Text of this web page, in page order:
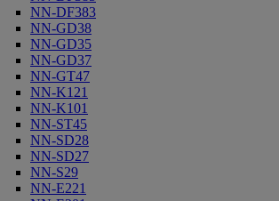
NN-DF383
NN-GD38
NN-GD35
NN-GD37
NN-GT47
NN-K121
NN-K101
NN-ST45
NN-SD28
NN-SD27
NN-S29
NN-E221